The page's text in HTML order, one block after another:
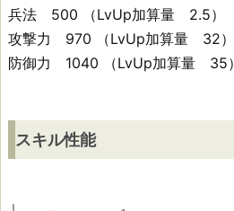
ル
性
ス
兵法 500 （LvUp加算量 2.5）
攻撃力 970 （LvUp加算量 32）
防御力 1040 （LvUp加算量 35）
スキル性能